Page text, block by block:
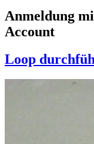
Anmeldung
Account
Loop